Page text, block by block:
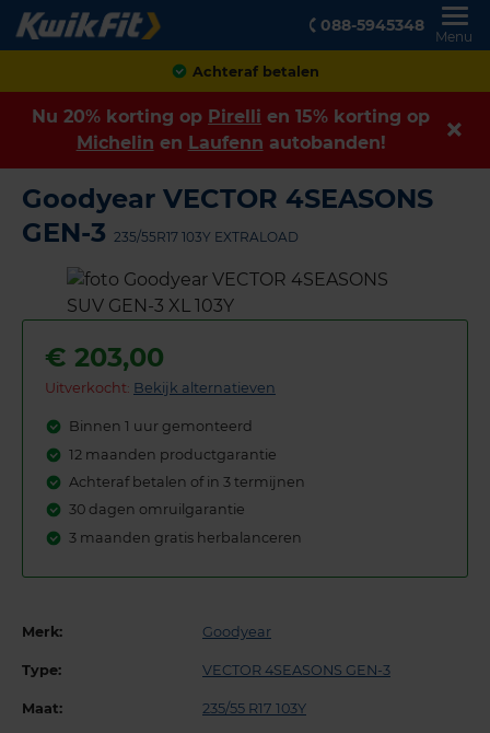
088-5945348
Menu
Achteraf betalen
Nu 20% korting op Pirelli en 15% korting op
Michelin en Laufenn autobanden!
Goodyear VECTOR 4SEASONS
GEN-3 235/55R17 103Y EXTRALOAD
€ 203,00
Uitverkocht: Bekijk alternatieven
Binnen 1 uur gemonteerd
12 maanden productgarantie
Achteraf betalen of in 3 termijnen
30 dagen omruilgarantie
3 maanden gratis herbalanceren
Merk: Goodyear
Type: VECTOR 4SEASONS GEN-3
Maat: 235/55 R17 103Y